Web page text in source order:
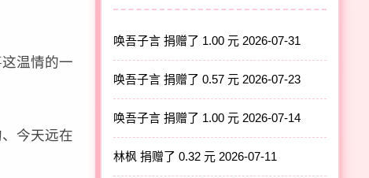
温情的一
今天远在
唤吾子言 捐赠了 1.00 元 2026-07-31
唤吾子言 捐赠了 0.57 元 2026-07-23
唤吾子言 捐赠了 1.00 元 2026-07-14
林枫 捐赠了 0.32 元 2026-07-11